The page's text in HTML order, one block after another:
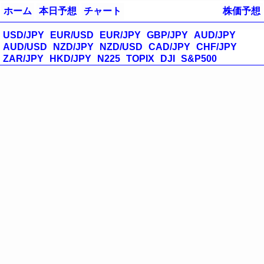
株価予想
ホーム 本日予想 チャート
USD/JPY EUR/USD EUR/JPY GBP/JPY AUD/JPY
AUD/USD
NZD/JPY NZD/USD CAD/JPY CHF/JPY
ZAR/JPY
HKD/JPY N225 TOPIX DJI S&P500